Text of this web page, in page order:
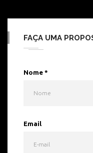
FAÇA UMA
Nome *
Email